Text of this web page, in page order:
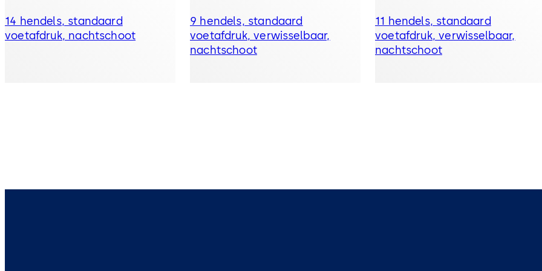
14 hendels, standaard
voetafdruk, nachtschoot
9 hendels, standaard
voetafdruk, verwisselbaar,
nachtschoot
11 hendels, standaard
voetafdruk, verwisselbaar,
nachtschoot